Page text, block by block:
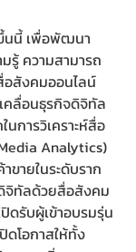
นนี้ เพื่อพัฒนา
รู้ ความสามารถ
อสังคมออนไลน์
คลื่อนธุรกิจดิจิทัล
การวิเคราะห์สื่อ
Analytics)
ขายในระดับราก
จิทัลด้วยสื่อสังคม
ดรับผู้เข้าอบรมรุ่น
ดโอกาสให้ทั้ง